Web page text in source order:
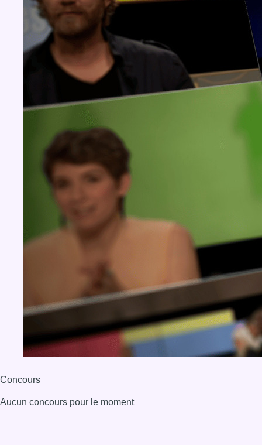
Concours
Aucun concours pour le moment